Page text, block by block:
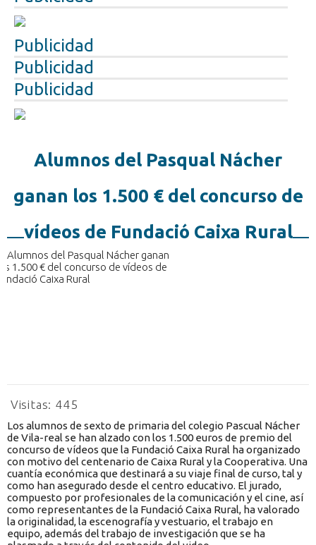
Publicidad
Publicidad
Publicidad
Alumnos del Pasqual Nácher
ganan los 1.500 € del concurso de
vídeos de Fundació Caixa Rural
Visitas: 445
Los alumnos de sexto de primaria del colegio Pascual Nácher
de Vila-real se han alzado con los 1.500 euros de premio del
concurso de vídeos que la Fundació Caixa Rural ha organizado
con motivo del centenario de Caixa Rural y la Cooperativa. Una
cuantía económica que destinará a su viaje final de curso, tal y
como han asegurado desde el centro educativo. El jurado,
compuesto por profesionales de la comunicación y el cine, así
como representantes de la Fundació Caixa Rural, ha valorado
la originalidad, la escenografía y vestuario, el trabajo en
equipo, además del trabajo de investigación que se ha